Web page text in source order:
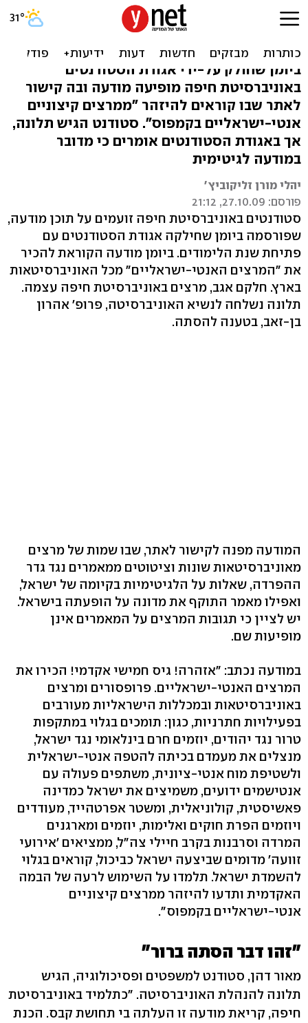
מודעה לסטודנטים: המרצים
האלה הם גיס חמישי
ביומן שחולק על-ידי אגודת הסטודנטים
באוניברסיטת חיפה מופיעה מודעה ובה קישור
לאתר שבו קוראים להיזהר "ממרצים קיצוניים
אנטי-ישראליים בקמפוס". סטודנט הגיש תלונה,
אך באגודת הסטודנטים אומרים כי מדובר
במודעה לגיטימית
יהלי מורן זליקוביץ'
פורסם: 27.10.09, 21:12
סטודנטים באוניברסיטת חיפה זועמים על תוכן מודעה,
שפורסמה ביומן שחילקה אגודת הסטודנטים עם
פתיחת שנת הלימודים. ביומן מודעה הקוראת להכיר
את "המרצים האנטי-ישראליים" מכל האוניברסיטאות
בארץ. חלקם אגב, מרצים באוניברסיטת חיפה עצמה.
תלונה נשלחה לנשיא האוניברסיטה, פרופ' אהרון
בן-זאב, בטענה להסתה.
המודעה מפנה לקישור לאתר, שבו שמות של מרצים
מאוניברסיטאות שונות וציטוטים ממאמרים נגד גדר
ההפרדה, שאלות על הלגיטימיות בקיומה של ישראל,
ואפילו מאמר התוקף את מדונה על הופעתה בישראל.
יש לציין כי תגובות המרצים על המאמרים אינן
מופיעות שם.
במודעה נכתב: "אזהרה! גיס חמישי אקדמי! הכירו את
המרצים האנטי-ישראליים. פרופסורים ומרצים
באוניברסיטאות ובמכללות הישראליות מעורבים
בפעילויות חתרניות, כגון: תומכים בגלוי במתקפות
טרור נגד יהודים, יוזמים חרם בינלאומי נגד ישראל,
מנצלים את מעמדם בכיתה להטפה אנטי-ישראלית
ולשטיפת מוח אנטי-ציונית, משתפים פעולה עם
אנטישמים ידועים, משמיצים את ישראל כמדינה
פאשיסטית, קולוניאלית, ומשטר אפרטהייד, מעודדים
ויוזמים הפרת חוקים ואלימות, יוזמים ומארגנים
המרדה וסרבנות בקרב חיילי צה"ל, ממציאים 'אירועי
זוועה' מדומים שביצעה ישראל כביכול, קוראים בגלוי
להשמדת ישראל. תלמדו על השימוש לרעה של הבמה
האקדמית ותדעו להיזהר ממרצים קיצוניים
אנטי-ישראליים בקמפוס".
"זהו דבר הסתה ברור"
מאור דהן, סטודנט למשפטים ופסיכולוגיה, הגיש
תלונה להנהלת האוניברסיטה. "כתלמיד באוניברסיטת
חיפה, קריאת מודעה זו העלתה בי תחושת קבס. הכנת